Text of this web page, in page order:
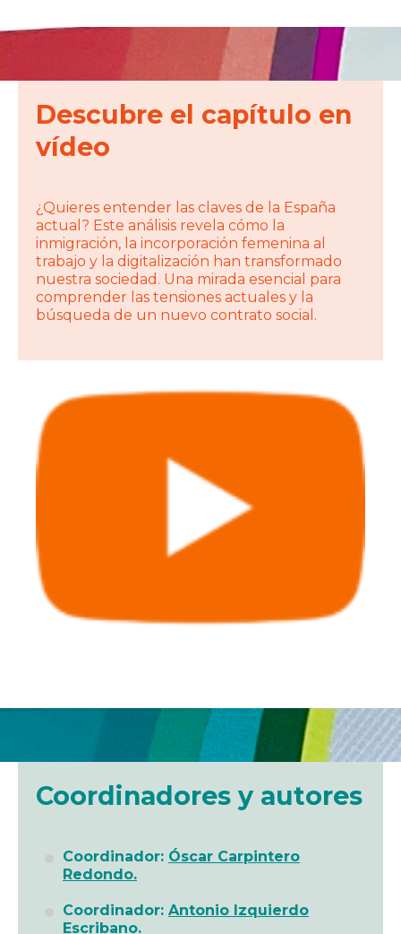
Descubre el capítulo en
vídeo
¿Quieres entender las claves de la España
actual? Este análisis revela cómo la
inmigración, la incorporación femenina al
trabajo y la digitalización han transformado
nuestra sociedad. Una mirada esencial para
comprender las tensiones actuales y la
búsqueda de un nuevo contrato social.
Coordinadores y autores
Coordinador: Óscar Carpintero
Redondo.
Coordinador: Antonio Izquierdo
Escribano.